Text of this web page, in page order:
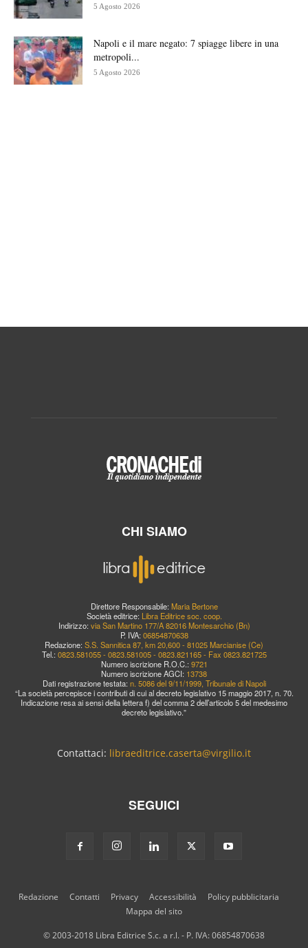
5 Agosto 2026
Napoli e il mare negato: 7 spiagge libere in una
metropoli...
5 Agosto 2026
CHI SIAMO
Direttore Responsabile: Maria Bertone
Società editrice: Libra Editrice soc. coop.
Indirizzo: via San Martino 177/A 82016 Montesarchio (Bn)
P. IVA: 06854870638
Redazione: S.S. Sannitica 87, km 20,600 - 81025 Marcianise (Ce)
Tel.: 0823.581055 - 0823.581005 - 0823.821165 - Fax 0823.821725
Numero iscrizione R.O.C.: 9721
Numero iscrizione AGCI: 13738
Dati registrazione testata: n. 5086 del 9/11/1999, Tribunale di Napoli
“La società percepisce i contributi di cui al decreto legislativo 15 maggio 2017, n. 70.
Indicazione resa ai sensi della lettera f) del comma 2 dell’articolo 5 del medesimo
decreto legislativo.”
Contattaci: libraeditrice.caserta@virgilio.it
SEGUICI
Redazione Contatti Privacy Accessibilità
Policy pubblicitaria
Mappa del sito
© 2003-2018 Libra Editrice S.c. a r.l. - P. IVA: 06854870638